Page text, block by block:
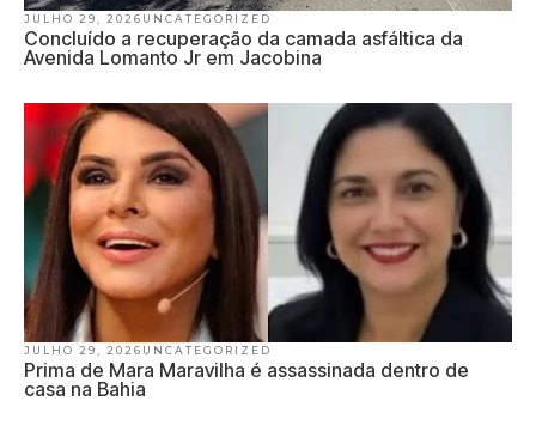
JULHO 29, 2026 UNCATEGORIZED
Concluído a recuperação da camada asfáltica da
Avenida Lomanto Jr em Jacobina
JULHO 29, 2026 UNCATEGORIZED
Prima de Mara Maravilha é assassinada dentro de
casa na Bahia